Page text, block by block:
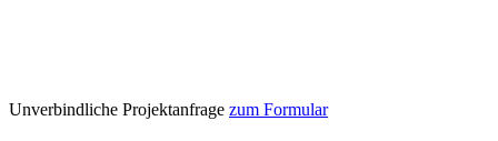
Unverbindliche Projektanfrage zum Formular